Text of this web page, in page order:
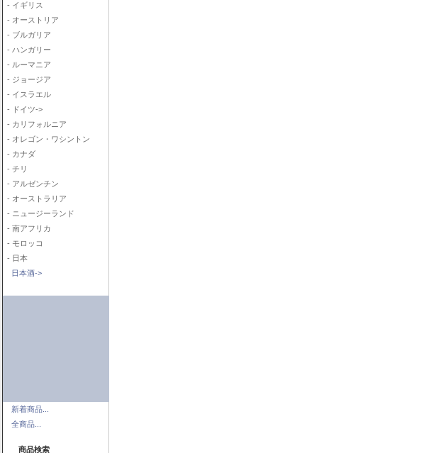
- イギリス
- オーストリア
- ブルガリア
- ハンガリー
- ルーマニア
- ジョージア
- イスラエル
- ドイツ->
- カリフォルニア
- オレゴン・ワシントン
- カナダ
- チリ
- アルゼンチン
- オーストラリア
- ニュージーランド
- 南アフリカ
- モロッコ
- 日本
日本酒->
新着商品...
全商品...
商品検索